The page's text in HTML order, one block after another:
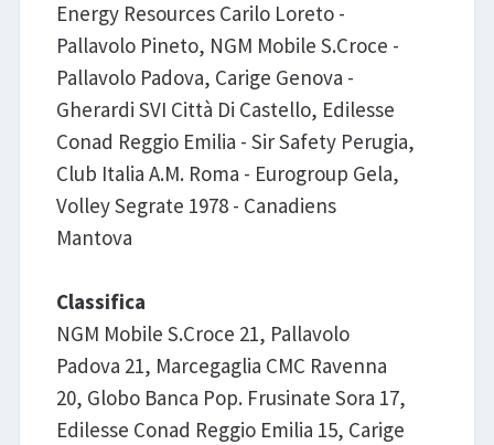
Energy Resources Carilo Loreto -
Pallavolo Pineto, NGM Mobile S.Croce -
Pallavolo Padova, Carige Genova -
Gherardi SVI Città Di Castello, Edilesse
Conad Reggio Emilia - Sir Safety Perugia,
Club Italia A.M. Roma - Eurogroup Gela,
Volley Segrate 1978 - Canadiens
Mantova
Classifica
NGM Mobile S.Croce 21, Pallavolo
Padova 21, Marcegaglia CMC Ravenna
20, Globo Banca Pop. Frusinate Sora 17,
Edilesse Conad Reggio Emilia 15, Carige